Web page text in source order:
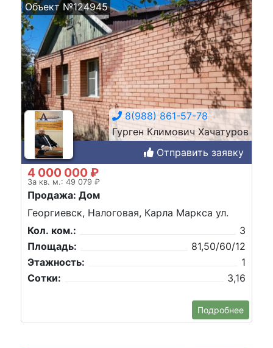
Объект №124945
8(988) 861-57-78
Гурген Климович Хачатуров
Отправить заявку
4 000 000 ₽
За кв. м.: 49 079 ₽
Продажа: Дом
Георгиевск, Налоговая, Карла Маркса ул.
Кол. ком.:
3
Площадь:
81,50/60/12
Этажность:
1
Сотки:
3,16
Подробнее